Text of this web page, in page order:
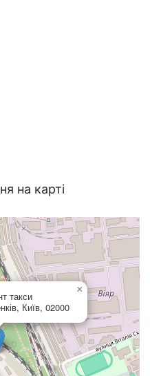
на карті
такси
Київ, 02000
×